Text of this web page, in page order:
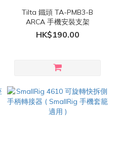
Tilta 鐵頭 TA-PMB3-B
ARCA 手機安裝支架
HK$190.00